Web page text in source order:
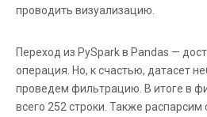
проводить визуализацию.
Переход из PySpark в Pandas —
операция. Но, к счастью, датасет
проведем фильтрацию. В итоге в
всего 252 строки. Также распарсим